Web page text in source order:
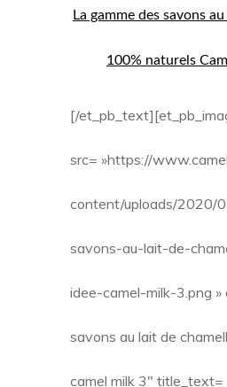
La gamme des savons
100% naturels
[/
src= »https://
content/uploads/2020/
savons-au-lait-de-
idee-camel-milk-3.png »
savons au lait de
camel milk 3″ title_text=